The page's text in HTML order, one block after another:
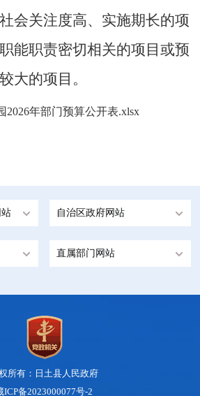
会关注度高、实施期长的项
能职责密切相关的项目或预
大的项目。
2026年部门预算公开表.xlsx
自治区政府网站
直属部门网站
所有：日土县人民政府
ICP备2023000077号-2